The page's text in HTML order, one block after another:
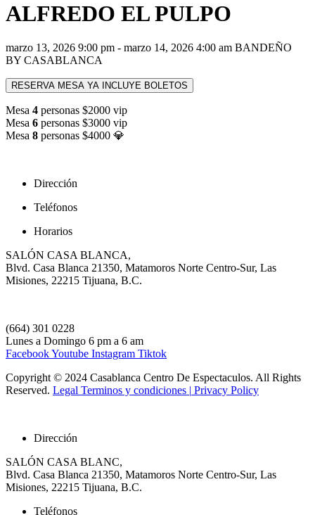
ALFREDO EL PULPO
marzo 13, 2026 9:00 pm - marzo 14, 2026 4:00 am BANDEÑO
BY CASABLANCA
RESERVA MESA YA INCLUYE BOLETOS
Mesa 4 personas $2000 vip
Mesa 6 personas $3000 vip
Mesa 8 personas $4000 💎
Dirección
Teléfonos
Horarios
SALÓN CASA BLANCA,
Blvd. Casa Blanca 21350, Matamoros Norte Centro-Sur, Las
Misiones, 22215 Tijuana, B.C.
(664) 301 0228
Lunes a Domingo 6 pm a 6 am
FacebookYoutube Instagram Tiktok
Copyright © 2024 Casablanca Centro De Espectaculos. All Rights
Reserved. Legal Terminos y condiciones | Privacy Policy
Dirección
SALÓN CASA BLANC,
Blvd. Casa Blanca 21350, Matamoros Norte Centro-Sur, Las
Misiones, 22215 Tijuana, B.C.
Teléfonos